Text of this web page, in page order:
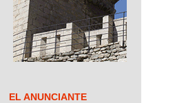
EL ANUNCIANTE